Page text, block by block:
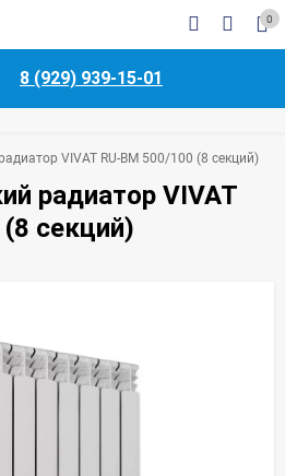
0
8 (929) 939-15-01
VIVAT RU-BM 500/100 (8 секций)
радиатор VIVAT
секций)